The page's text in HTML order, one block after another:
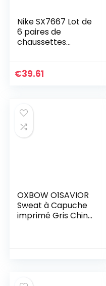
Nike SX7667 Lot de
6 paires de
chaussettes
en coton
Taille : 34, 36, 38, 40,
42, 44, 46, 48, 50,
Blanc., L
€39.61
OXBOW O1SAVIOR
Sweat à Capuche
imprimé Gris Chiné